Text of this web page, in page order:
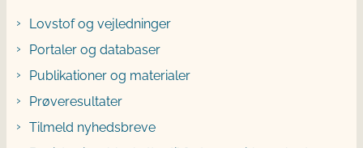
Lovstof og vejledninger
Portaler og databaser
Publikationer og materialer
Prøveresultater
Tilmeld nyhedsbreve